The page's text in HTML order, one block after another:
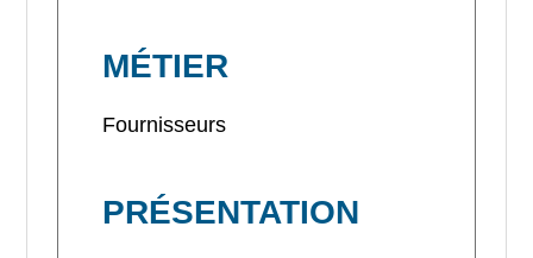
MÉTIER
Fournisseurs
PRÉSENTATION